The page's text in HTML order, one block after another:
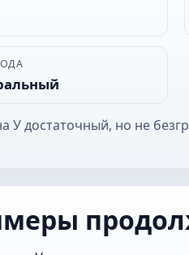
У достаточный, но не